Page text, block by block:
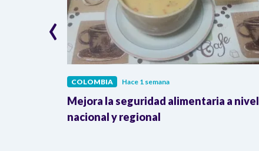
COLOMBIA Hace 1 semana
Mejora la seguridad alimentaria a nivel
nacional y regional
‹